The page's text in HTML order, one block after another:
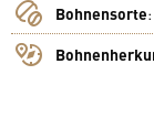
Bohnensorte: